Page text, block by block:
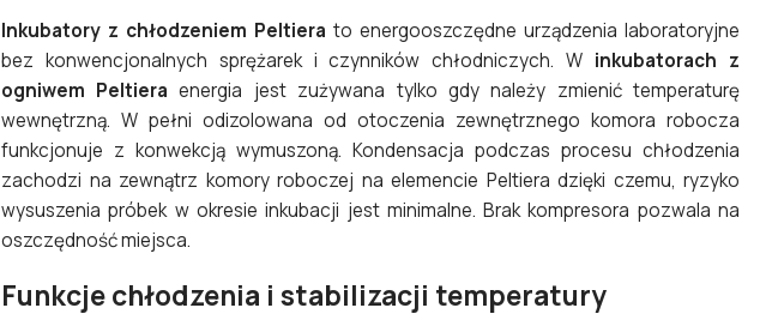
Inkubatory z chłodzeniem Peltiera to energooszczędne urządzenia laboratoryjne
bez konwencjonalnych sprężarek i czynników chłodniczych. W inkubatorach z
ogniwem Peltiera energia jest zużywana tylko gdy należy zmienić temperaturę
wewnętrzną. W pełni odizolowana od otoczenia zewnętrznego komora robocza
funkcjonuje z konwekcją wymuszoną. Kondensacja podczas procesu chłodzenia
zachodzi na zewnątrz komory roboczej na elemencie Peltiera dzięki czemu, ryzyko
wysuszenia próbek w okresie inkubacji jest minimalne. Brak kompresora pozwala na
oszczędność miejsca.
Funkcje chłodzenia i stabilizacji temperatury